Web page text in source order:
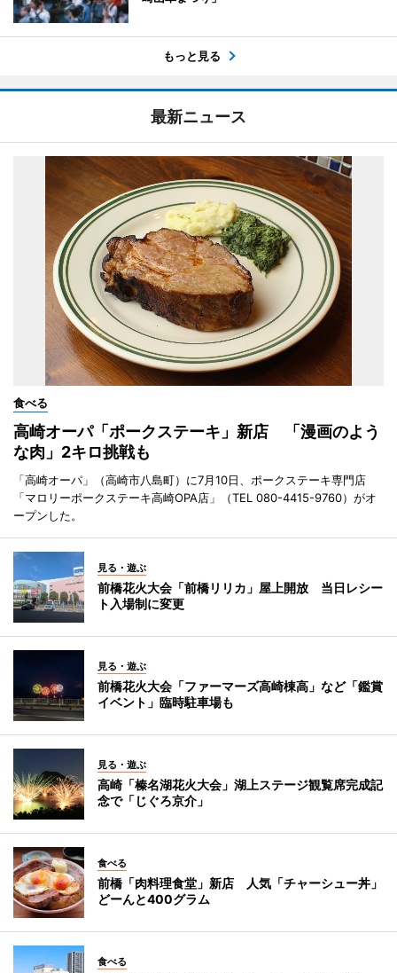
もっと見る
最新ニュース
食べる
高崎オーパ「ポークステーキ」新店 「漫画のよう
な肉」2キロ挑戦も
「高崎オーパ」（高崎市八島町）に7月10日、ポークステーキ専門店
「マロリーポークステーキ高崎OPA店」（TEL 080-4415-9760）がオ
ープンした。
見る・遊ぶ
前橋花火大会「前橋リリカ」屋上開放 当日レシー
ト入場制に変更
見る・遊ぶ
前橋花火大会「ファーマーズ高崎棟高」など「鑑賞
イベント」臨時駐車場も
見る・遊ぶ
高崎「榛名湖花火大会」湖上ステージ観覧席完成記
念で「じぐろ京介」
食べる
前橋「肉料理食堂」新店 人気「チャーシュー丼」
どーんと400グラム
食べる